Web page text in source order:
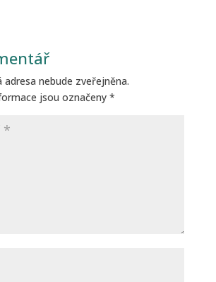
adresa nebude zveřejněna.
jsou označeny *